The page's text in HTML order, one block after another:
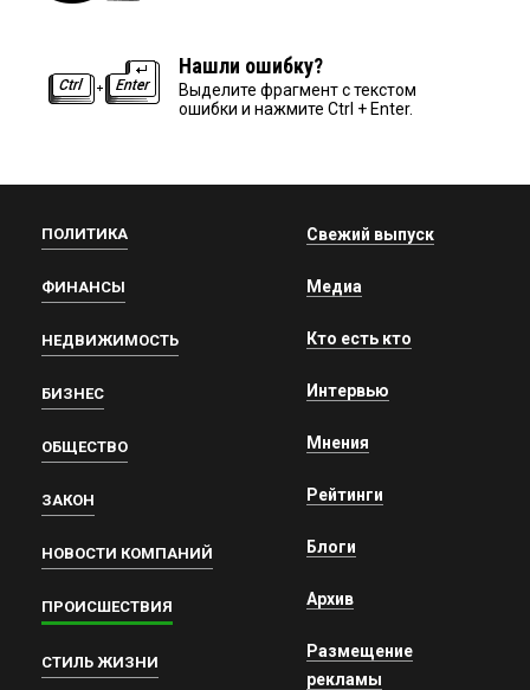
Нашли ошибку?
Выделите фрагмент с текстом
ошибки и нажмите Ctrl + Enter.
ПОЛИТИКА
ФИНАНСЫ
НЕДВИЖИМОСТЬ
БИЗНЕС
ОБЩЕСТВО
ЗАКОН
НОВОСТИ КОМПАНИЙ
ПРОИСШЕСТВИЯ
СТИЛЬ ЖИЗНИ
Свежий выпуск
Медиа
Кто есть кто
Интервью
Мнения
Рейтинги
Блоги
Архив
Размещение
рекламы